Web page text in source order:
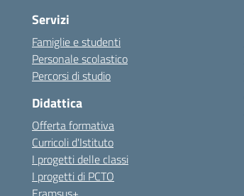
Servizi
Famiglie e studenti
Personale scolastico
Percorsi di studio
Didattica
Offerta formativa
Curricoli d'Istituto
I progetti delle classi
I progetti di PCTO